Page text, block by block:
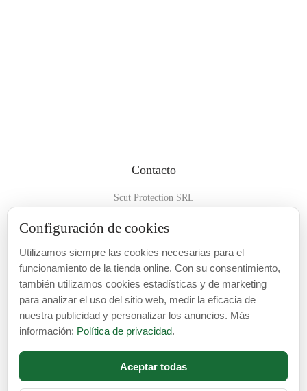
Contacto
Scut Protection SRL
Harghita, Romania
E-mail: info@cubrecarter.com
Configuración de cookies
Utilizamos siempre las cookies necesarias para el
funcionamiento de la tienda online. Con su consentimiento,
también utilizamos cookies estadísticas y de marketing
para analizar el uso del sitio web, medir la eficacia de
nuestra publicidad y personalizar los anuncios. Más
información: Política de privacidad.
Aceptar todas